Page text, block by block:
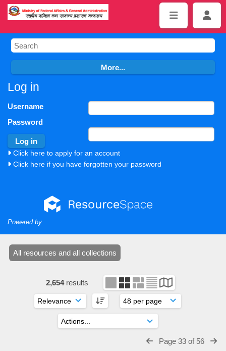
Log in
Username
Password
Click here to apply for an account
Click here if you have forgotten your password
Powered by
All resources and all collections
2,654 results
Page 33 of 56